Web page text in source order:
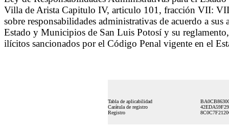
Villa de Arista Capitulo IV, articulo 101, fracción VII:
sobre responsabilidades administrativas de acuerdo a
Estado y Municipios de San Luis Potosí y su
ilícitos sancionados por el Código Penal vigente en el
Tabla de aplicabilidad
Carátula de registro
Registro